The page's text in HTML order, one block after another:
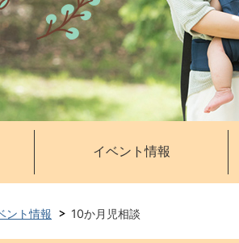
イベント情報
ント情報 10か月児相談